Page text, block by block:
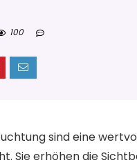
100
sind eine
Sie erhöhen die